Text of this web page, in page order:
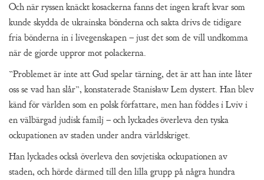
Och när ryssen knäckt kosackerna fanns det ingen kraft kvar som
kunde skydda de ukrainska bönderna och sakta drivs de tidigare
fria bönderna in i livegenskapen – just det som de vill undkomma
när de gjorde uppror mot polackerna.
”Problemet är inte att Gud spelar tärning, det är att han inte låter
oss se vad han slår”, konstaterade Stanisław Lem dystert. Han blev
känd för världen som en polsk författare, men han föddes i Lviv i
en välbärgad judisk familj – och lyckades överleva den tyska
ockupationen av staden under andra världskriget.
Han lyckades också överleva den sovjetiska ockupationen av
staden, och hörde därmed till den lilla grupp på några hundra